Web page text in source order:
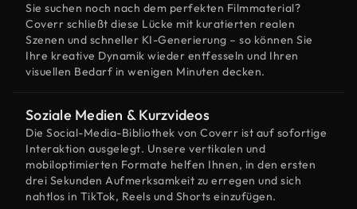
Sie suchen noch nach dem perfekten Filmmaterial?
Coverr schließt diese Lücke mit kuratierten realen
Szenen und schneller KI-Generierung – so können Sie
Ihre kreative Dynamik wieder entfesseln und Ihren
visuellen Bedarf in wenigen Minuten decken.
Soziale Medien & Kurzvideos
Die Social-Media-Bibliothek von Coverr ist auf sofortige
Interaktion ausgelegt. Unsere vertikalen und
mobiloptimierten Formate helfen Ihnen, in den ersten
drei Sekunden Aufmerksamkeit zu erregen und sich
nahtlos in TikTok, Reels und Shorts einzufügen.